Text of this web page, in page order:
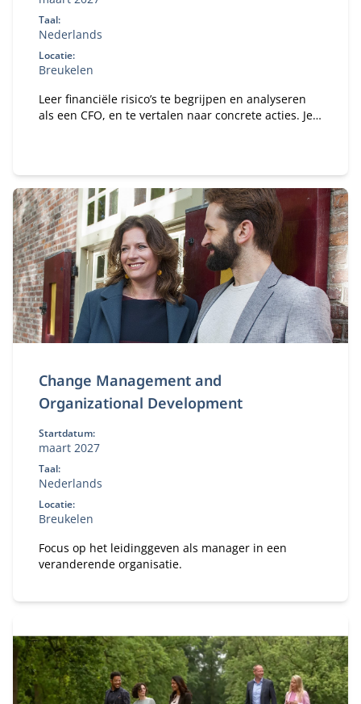
Taal:
Nederlands
Locatie:
Breukelen
Leer financiële risico’s te begrijpen en analyseren
als een CFO, en te vertalen naar concrete acties. Je
Change Management and
Organizational Development
Startdatum:
maart 2027
Taal:
Nederlands
Locatie:
Breukelen
Focus op het leidinggeven als manager in een
veranderende organisatie.